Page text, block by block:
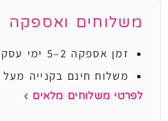
משלוחים ואספקה
זמן אספקה 2–5 ימי עסקים
משלוח חינם בקנייה מעל 499 ₪
לפרטי משלוחים מלאים ›